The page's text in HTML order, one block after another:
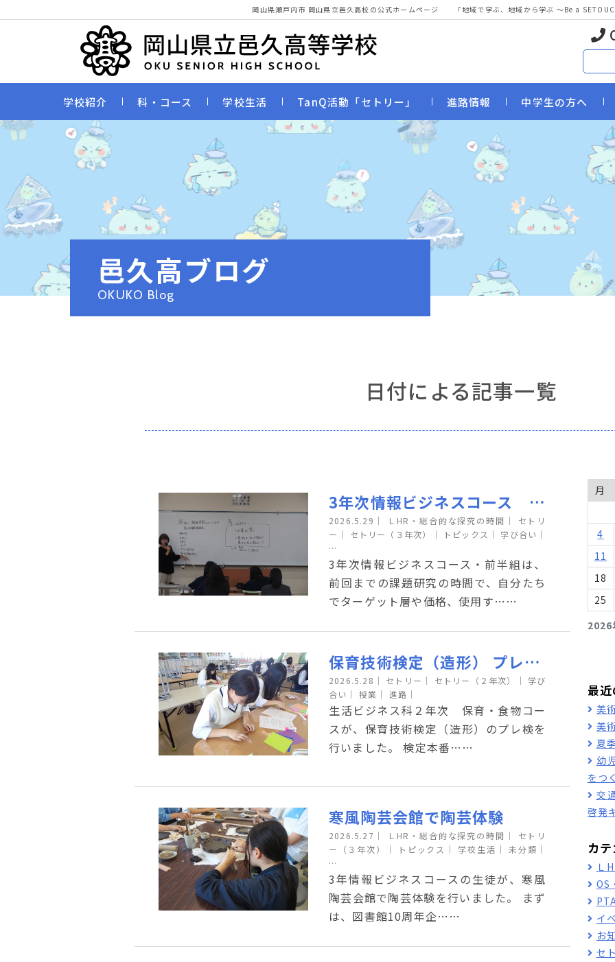
岡山県瀬戸内市 岡山県立邑久高校の公式ホームページ 「地域で学ぶ、地域から学ぶ 〜Be a
学校紹介 科・コース 学校生活 TanQ活動「セトリー」 進路情報 中学生の方へ
邑久高ブログ
OKUKO Blog
日付による記事一覧
3年次情報ビジネスコース 課題研究（調理実習に向けて）
2026.5.29 ｜ ＬHR・総合的な探究の時間｜ セトリ
ー｜ セトリー（３年次）｜ トピックス｜ 学び合い｜
…
3年次情報ビジネスコース・前半組は、
前回までの課題研究の時間で、自分たち
でターゲット層や価格、使用す……
保育技術検定（造形） プレ検定
2026.5.28 ｜ セトリー｜ セトリー（２年次）｜ 学び
合い｜ 授業｜ 進路｜
生活ビジネス科２年次 保育・食物コー
スが、保育技術検定（造形）のプレ検を
行いました。 検定本番……
寒風陶芸会館で陶芸体験
2026.5.27 ｜ ＬHR・総合的な探究の時間｜ セトリ
ー（３年次）｜
トピックス｜ 学校生活｜未分類｜
…
3年情報ビジネスコースの生徒が、寒風
陶芸会館で陶芸体験を行いました。 まず
は、図書館10周年企……
2026
月
4
11
18
25
最
美
美
夏
幼
をつ
交
啓発
カ
Ｌ
OS
イ
お
セ